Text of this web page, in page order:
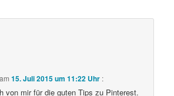
15. Juli 2015 um 11:22 Uhr :
von mir für die guten Tips zu Pinterest.